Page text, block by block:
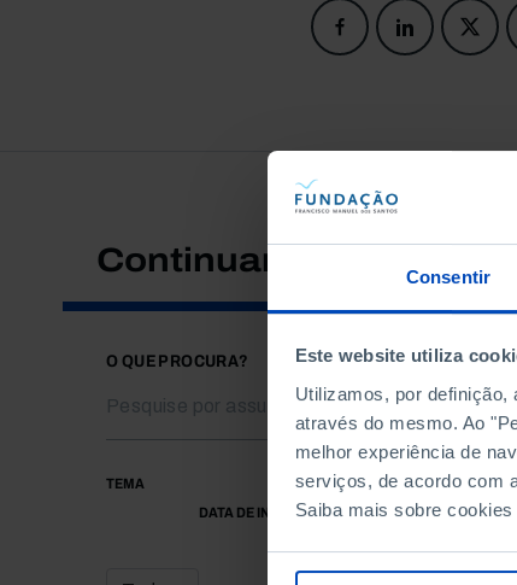
Consentir
Este website utiliza
Utilizamos, por definição,
através do mesmo. Ao
melhor experiência de
serviços, de acordo com
Saiba mais sobre
Continuar a pesquisar
O QUE PROCURA?
TEMA
DATA DE INÍCIO